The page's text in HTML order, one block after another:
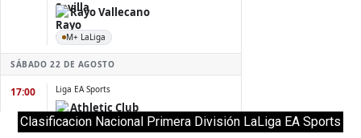
Clasificacion Nacional Primera División LaLiga EA Sports